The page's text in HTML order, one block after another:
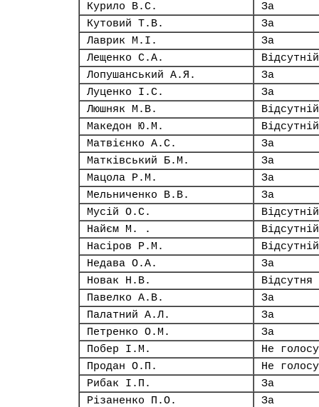
Курило В.С.
За
Кутовий Т.В.
За
Лаврик М.І.
За
Лещенко С.А.
Відсутній
Лопушанський А.Я.
За
Луценко І.С.
За
Люшняк М.В.
Відсутній
Македон Ю.М.
Відсутній
Матвієнко А.С.
За
Матківський Б.М.
За
Мацола Р.М.
За
Мельниченко В.В.
За
Мусій О.С.
Відсутній
Найєм М. .
Відсутній
Насіров Р.М.
Відсутній
Недава О.А.
За
Новак Н.В.
Відсутня
Павелко А.В.
За
Палатний А.Л.
За
Петренко О.М.
За
Побер І.М.
Не
Продан О.П.
Не
Рибак І.П.
За
Різаненко П.О.
За